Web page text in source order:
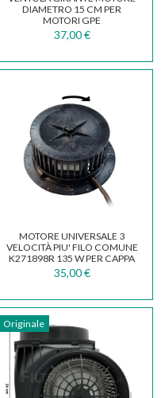
DIAMETRO 15 CM PER
MOTORI GPE
37,00 €
MOTORE UNIVERSALE 3
VELOCITÀ PIU' FILO COMUNE
K271898R 135 W PER CAPPA
INCASSO MK110
35,00 €
Originale